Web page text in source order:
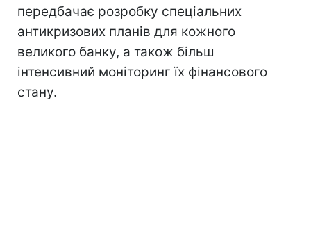
передбачає розробку спеціальних
антикризових планів для кожного
великого банку, а також більш
інтенсивний моніторинг їх фінансового
стану.